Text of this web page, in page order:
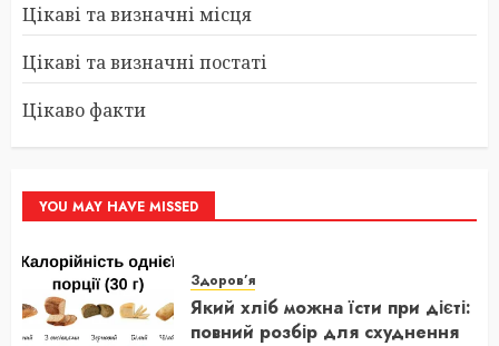
Цікаві та визначні місця
Цікаві та визначні постаті
Цікаво факти
YOU MAY HAVE MISSED
Здоров’я
Який хліб можна їсти при дієті:
повний розбір для схуднення